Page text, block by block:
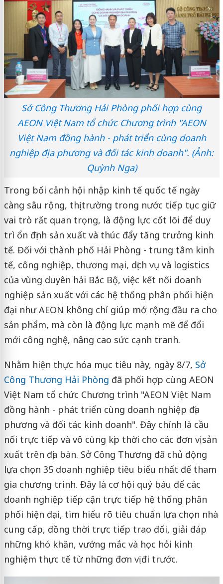
Sở Công Thương Hải Phòng phối hợp cùng
AEON Việt Nam tổ chức Chương trình "AEON
Việt Nam đồng hành - phát triển cùng doanh
nghiệp địa phương và đối tác kinh doanh". (Ảnh:
Quỳnh Nga)
Trong bối cảnh hội nhập kinh tế quốc tế ngày
càng sâu rộng, thị trường trong nước tiếp tục giữ
vai trò rất quan trọng, là động lực cốt lõi để duy
trì ổn định sản xuất và thúc đẩy tăng trưởng kinh
tế. Đối với thành phố Hải Phòng - trung tâm kinh
tế, công nghiệp, thương mại, dịch vụ và logistics
của vùng duyên hải Bắc Bộ, việc kết nối doanh
nghiệp sản xuất với các hệ thống phân phối hiện
đại như AEON không chỉ giúp mở rộng đầu ra cho
sản phẩm, mà còn là động lực mạnh mẽ để đổi
mới công nghệ, nâng cao sức cạnh tranh.
Nhằm hiện thực hóa mục tiêu này, ngày 8/7, Sở
Công Thương Hải Phòng đã phối hợp cùng AEON
Việt Nam tổ chức Chương trình "AEON Việt Nam
đồng hành - phát triển cùng doanh nghiệp địa
phương và đối tác kinh doanh". Đây chính là cầu
nối trực tiếp và vô cùng kịp thời cho các đơn vị sản
xuất trên địa bàn. Sở Công Thương đã chủ động
lựa chọn 35 doanh nghiệp tiêu biểu nhất để tham
gia chương trình. Đây là cơ hội quý báu để các
doanh nghiệp tiếp cận trực tiếp hệ thống phân
phối hiện đại, tìm hiểu rõ tiêu chuẩn lựa chọn nhà
cung cấp, đồng thời trực tiếp trao đổi, giải đáp
những khó khăn, vướng mắc và học hỏi kinh
nghiệm thực tế từ những đơn vị đi trước.